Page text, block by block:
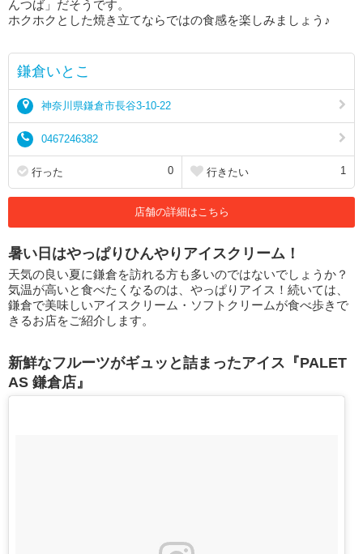
んつば」だそうです。
ホクホクとした焼き立てならではの食感を楽しみましょう♪
鎌倉いとこ
神奈川県鎌倉市長谷3-10-22
0467246382
行った 0 行きたい 1
店舗の詳細はこちら
暑い日はやっぱりひんやりアイスクリーム！
天気の良い夏に鎌倉を訪れる方も多いのではないでしょうか？
気温が高いと食べたくなるのは、やっぱりアイス！続いては、
鎌倉で美味しいアイスクリーム・ソフトクリームが食べ歩きで
きるお店をご紹介します。
新鮮なフルーツがギュッと詰まったアイス『PALET
AS 鎌倉店』